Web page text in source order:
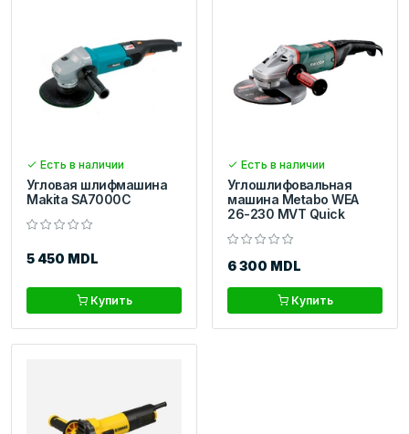
Есть в наличии
Угловая шлифмашина
Makita SA7000C
5 450 MDL
Купить
Есть в наличии
Углошлифовальная
машина Metabo WEA
26-230 MVT Quick
6 300 MDL
Купить